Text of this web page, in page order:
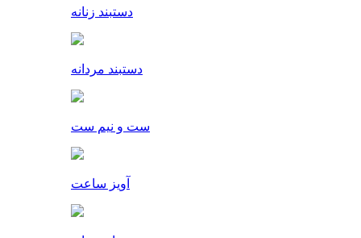
دستبند زنانه
دستبند مردانه
ست و نیم ست
آویز ساعت